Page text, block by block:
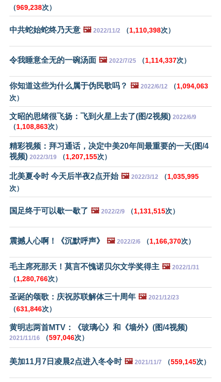
（969,238次）
中共蛇始蛇终乃天意 🖼️ 2022/11/2 （1,110,398次）
令我睡意全无的一碗汤面 🖼️ 2022/7/25 （1,114,337次）
你知道这些为什么属于伪民歌吗？ 🖼️ 2022/6/12 （1,094,063
次）
文昭的思绪很飞扬：飞到火星上去了(图/2视频) 2022/6/9
（1,108,863次）
精彩视频：拜习通话，决定中美20年间最重要的一天(图/4
视频) 2022/3/19 （1,207,155次）
北美夏令时 今天后半夜2点开始 🖼️ 2022/3/12 （1,035,995
次）
国足终于可以歇一歇了 🖼️ 2022/2/9 （1,131,515次）
震撼人心啊！《沉默呼声》 🖼️ 2022/2/6 （1,166,370次）
毛主席死那天！莫言不愧诺贝尔文学奖得主 🖼️ 2022/1/31
（1,280,766次）
圣诞的颂歌：庆祝苏联解体三十周年 🖼️ 2021/12/23
（631,846次）
黄明志两首MTV：《玻璃心》和《墙外》(图/4视频)
2021/11/16 （597,046次）
美加11月7日凌晨2点进入冬令时 🖼️ 2021/11/7 （559,145次）